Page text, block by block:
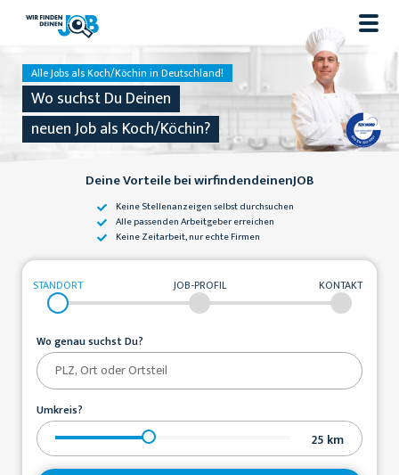
Alle Jobs als Koch/Köchin in Deutschland!
Wo suchst Du Deinen
neuen Job als Koch/Köchin?
Deine Vorteile bei wirfindendeinenJOB
Keine Stellenanzeigenselbst durchsuchen
Alle passendenArbeitgeber erreichen
Keine Zeitarbeit,nur echte Firmen
STANDORT JOB-PROFIL KONTAKT
Wo genau suchst Du?
Umkreis?
25 km